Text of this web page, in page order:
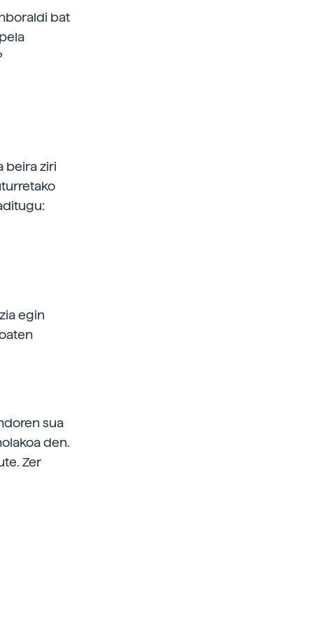
bat
beira ziri
egin
sua
den.
Zer